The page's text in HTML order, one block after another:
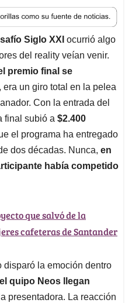
Siglo XXI ocurrió algo
del reality veían venir.
premio final se
era un giro total en la pelea
Con la entrada del
final subió a $2.400
el programa ha entregado
dos décadas. Nunca, en
había competido
que salvó de la
cafeteras de Santander
disparó la emoción dentro
quipo Neos llegan
presentadora. La reacción